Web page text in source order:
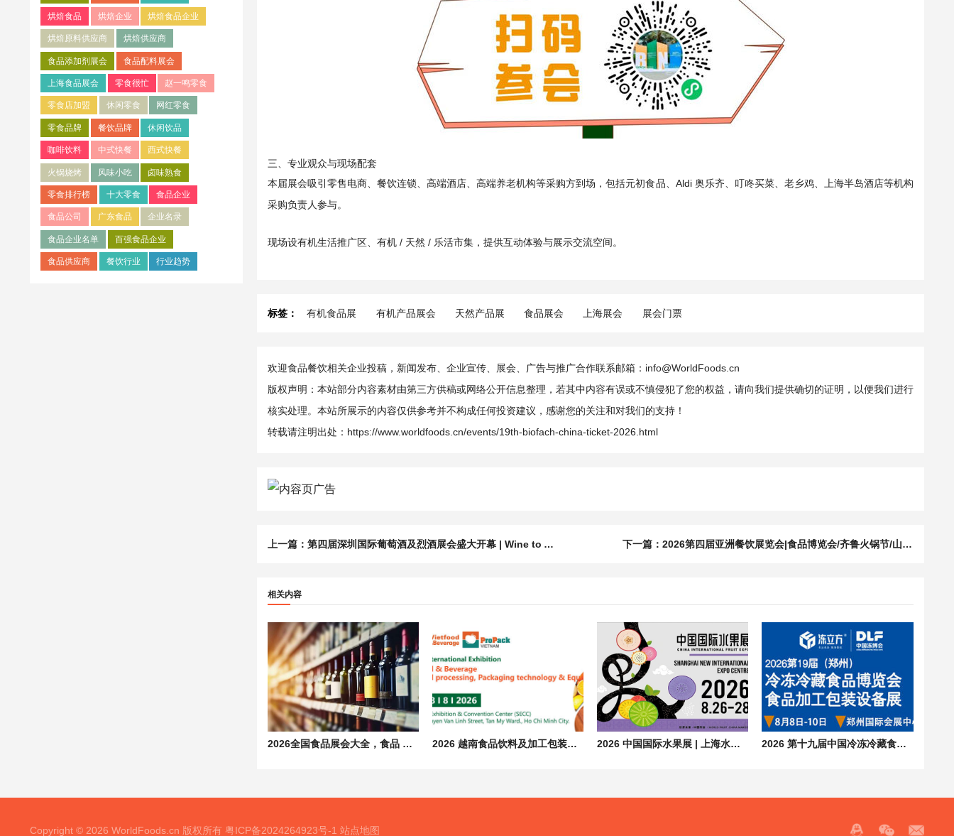
烘焙食品 烘焙企业 烘焙食品企业
烘焙原料供应商 烘焙供应商
食品添加剂展会 食品配料展会
上海食品展会 零食很忙 赵一鸣零食
零食店加盟 休闲零食 网红零食
零食品牌 餐饮品牌 休闲饮品
咖啡饮料 中式快餐 西式快餐
火锅烧烤 风味小吃 卤味熟食
零食排行榜 十大零食 食品企业
食品公司 广东食品 企业名录
食品企业名单 百强食品企业
食品供应商 餐饮行业 行业趋势
三、专业观众与现场配套
本届展会吸引零售电商、餐饮连锁、高端酒店、高端养老机构等采购方到场，包括元初食品、Aldi 奥乐齐、叮咚买菜、老乡鸡、上海半岛酒店等机构
采购负责人参与。
现场设有机生活推广区、有机 / 天然 / 乐活市集，提供互动体验与展示交流空间。
标签： 有机食品展 有机产品展会 天然产品展 食品展会 上海展会 展会门票
欢迎食品餐饮相关企业投稿，新闻发布、企业宣传、展会、广告与推广合作联系邮箱：info@WorldFoods.cn
版权声明：本站部分内容素材由第三方供稿或网络公开信息整理，若其中内容有误或不慎侵犯了您的权益，请向我们提供确切的证明，以便我们进行
核实处理。本站所展示的内容仅供参考并不构成任何投资建议，感谢您的关注和对我们的支持！
转载请注明出处： https://www.worldfoods.cn/events/19th-biofach-china-ticket-2026.html
上一篇： 第四届深圳国际葡萄酒及烈酒展会盛大开幕 | Wine to Asia 2026 下一篇：2026第四届亚洲餐饮展览会|食品博览会/齐鲁火锅节/山东食品配料展
相关内容
2026全国食品展会大全，食品 饮料 酒水 餐饮行业展览会汇总 2026 越南食品饮料及加工包装展会 Vietfood & Beverage & Propack 2026 中国国际水果展 | 上海水果展览会 CHINA FRUIT 2026 第十九届中国冷冻冷藏食品博览会（郑州）| 食品加工包装设备展会
Copyright © 2026 WorldFoods.cn 版权所有 粤ICP备2024264923号-1 站点地图